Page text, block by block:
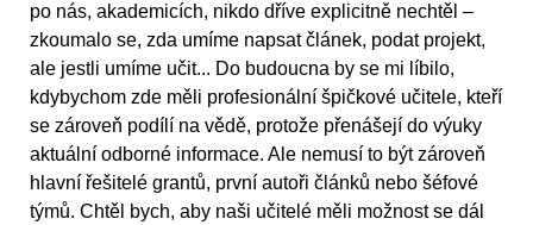
po nás, akademicích, nikdo dříve explicitně nechtěl –
zkoumalo se, zda umíme napsat článek, podat projekt,
ale jestli umíme učit... Do budoucna by se mi líbilo,
kdybychom zde měli profesionální špičkové učitele, kteří
se zároveň podílí na vědě, protože přenášejí do výuky
aktuální odborné informace. Ale nemusí to být zároveň
hlavní řešitelé grantů, první autoři článků nebo šéfové
týmů. Chtěl bych, aby naši učitelé měli možnost se dál